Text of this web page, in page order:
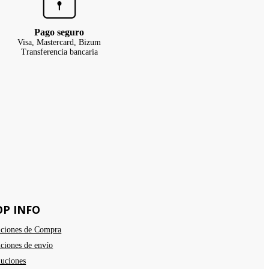
Pago seguro
Visa, Mastercard, Bizum
Transferencia bancaria
INFO
de Compra
de envío